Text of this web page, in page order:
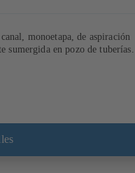
monoetapa, de aspiración
sumergida en pozo de tuberías.